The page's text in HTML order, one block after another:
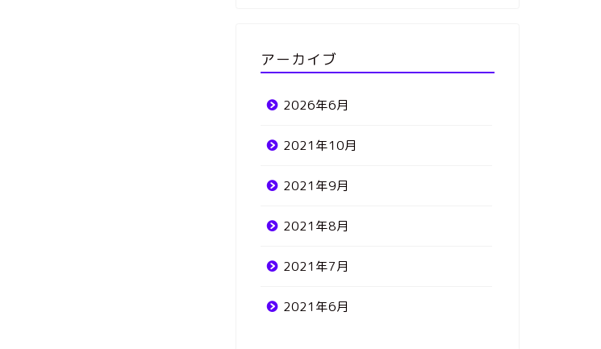
アーカイブ
2026年6月
2021年10月
2021年9月
2021年8月
2021年7月
2021年6月